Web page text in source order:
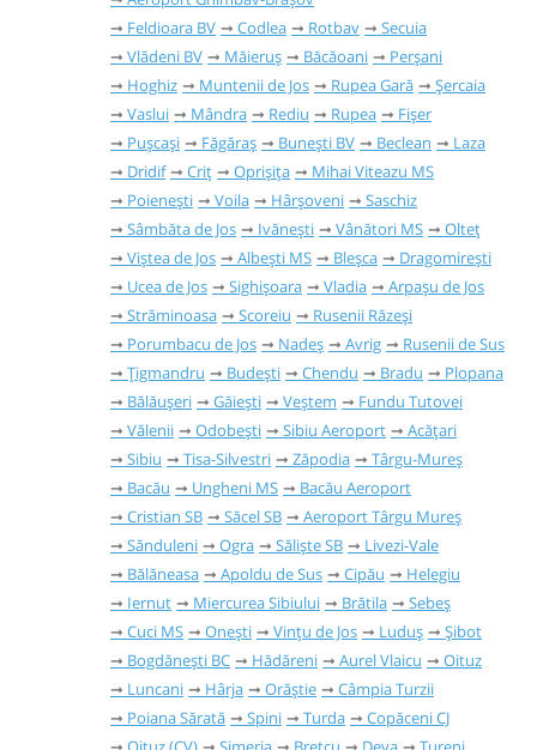
Feldioara BV
Codlea Rotbav
Secuia
Vlădeni BV
Măieruș Băcăoani
Perșani
Hoghiz
Muntenii de Jos Rupea Gară
Șercaia
Vaslui
Mândra Rediu Rupea
Fișer
Pușcași
Făgăraș Bunești BV Beclean
Laza
Dridif
Criț Oprișița
Mihai Viteazu MS
Poienești
Voila Hârșoveni
Saschiz
Sâmbăta de Jos
Ivănești Vânători MS
Olteț
Viștea de Jos
Albești MS Bleșca
Dragomirești
Ucea de Jos
Sighișoara Vladia
Arpașu de Jos
Străminoasa
Scoreiu
Rusenii Răzeși
Porumbacu de Jos
Nadeș Avrig
Rusenii de Sus
Țigmandru
Budești Chendu Bradu
Plopana
Bălăușeri
Găieşti Veștem
Fundu Tutovei
Vălenii
Odobești Sibiu Aeroport
Acățari
Sibiu
Tisa-Silvestri Zăpodia
Târgu-Mureș
Bacău
Ungheni MS
Bacău Aeroport
Cristian SB
Săcel SB
Aeroport Târgu Mureș
Sănduleni
Ogra Săliște SB
Livezi-Vale
Bălăneasa
Apoldu de Sus Cipău
Helegiu
Iernut
Miercurea Sibiului Brătila
Sebeș
Cuci MS
Onești Vințu de Jos Luduș
Șibot
Bogdănești BC
Hădăreni Aurel Vlaicu
Oituz
Luncani
Hârja Orăștie
Câmpia Turzii
Poiana Sărată
Spini Turda
Copăceni CJ